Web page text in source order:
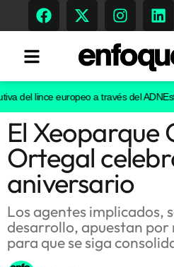
Tendencias
Memoria Histórica
Gastronomía
Escenarios
del lince europeo a través del ADN
El Xeoparque
Ortegal
aniversario
Los agentes implicados,
desarrollo, apuestan por
para que se siga